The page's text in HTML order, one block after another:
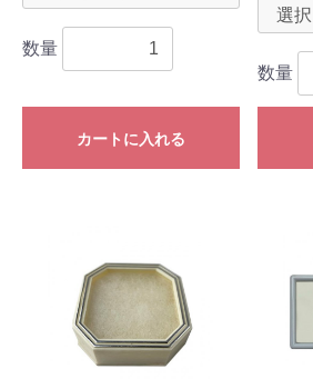
数量
カートに入れる
数量